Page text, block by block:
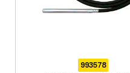
993578